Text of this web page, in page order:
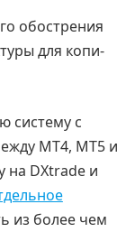
обострения
для копи-
систему с
MT4, MT5 и
на DXtrade и
из более чем